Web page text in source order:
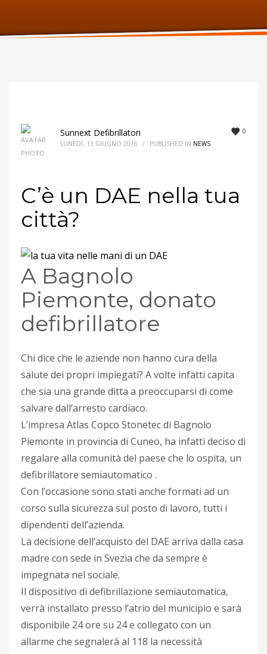
Lunedi:9am – 6pm
0
Sunnext Defibrillatori
LUNEDÌ, 13 GIUGNO 2016 / PUBLISHED IN NEWS
C’è un DAE nella tua
città?
A Bagnolo
Piemonte, donato
defibrillatore
Chi dice che le aziende non hanno cura della
salute dei propri impiegati? A volte infatti capita
che sia una grande ditta a preoccuparsi di come
salvare dall’arresto cardiaco.
L’impresa Atlas Copco Stonetec di Bagnolo
Piemonte in provincia di Cuneo, ha infatti deciso di
regalare alla comunità del paese che lo ospita, un
defibrillatore semiautomatico .
Con l’occasione sono stati anche formati ad un
corso sulla sicurezza sul posto di lavoro, tutti i
dipendenti dell’azienda.
La decisione dell’acquisto del DAE arriva dalla casa
madre con sede in Svezia che da sempre è
impegnata nel sociale.
Il dispositivo di defibrillazione semiautomatica,
verrà installato presso l’atrio del municipio e sarà
disponibile 24 ore su 24 e collegato con un
allarme che segnalerà al 118 la necessità